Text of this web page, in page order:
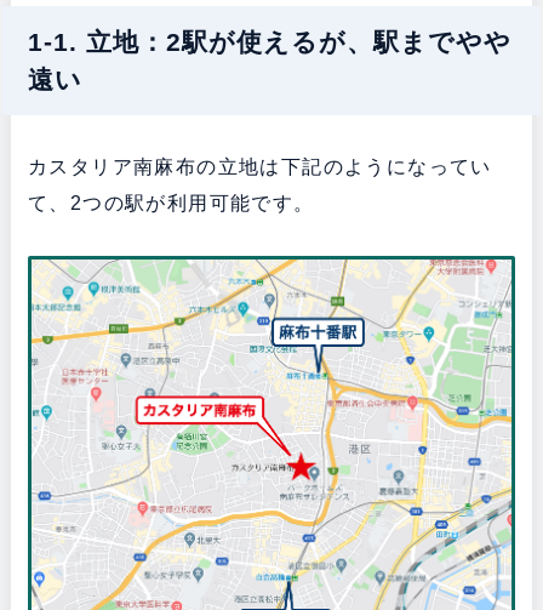
1-1. 立地：2駅が使えるが、駅までやや
遠い
カスタリア南麻布の立地は下記のようになってい
て、2つの駅が利用可能です。